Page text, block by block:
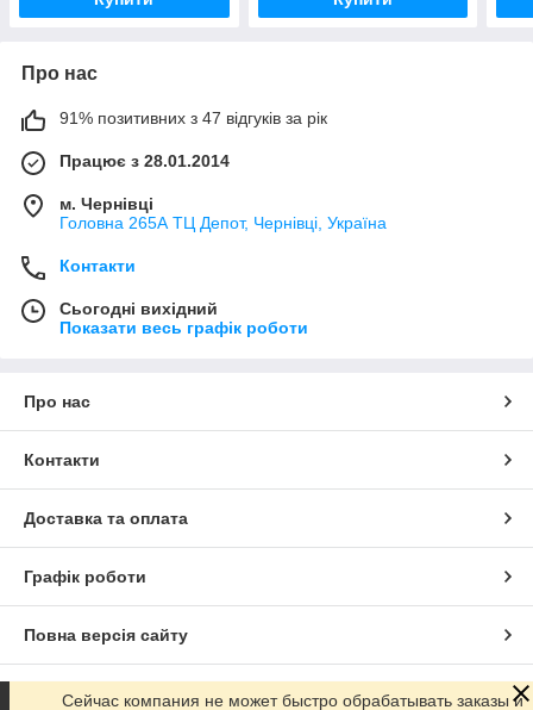
Про нас
91% позитивних з 47 відгуків за рік
Працює з 28.01.2014
м. Чернівці
Головна 265А ТЦ Депот, Чернівці, Україна
Контакти
Сьогодні вихідний
Показати весь графік роботи
Про нас
Контакти
Доставка та оплата
Графік роботи
Повна версія сайту
Сайт створено на маркетплейсі Prom.ua
Сейчас компания не может быстро обрабатывать заказы и